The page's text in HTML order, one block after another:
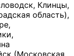
Клинцы,
область),
(Московская